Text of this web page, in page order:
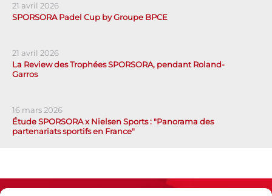
21 avril 2026
SPORSORA Padel Cup by Groupe BPCE
21 avril 2026
La Review des Trophées SPORSORA, pendant Roland-
Garros
16 mars 2026
Étude SPORSORA x Nielsen Sports : "Panorama des
partenariats sportifs en France"